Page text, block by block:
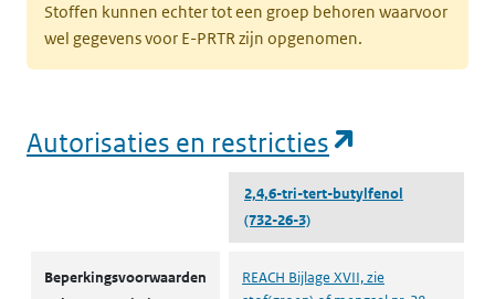
Stoffen kunnen echter tot een groep behoren waarvoor
wel gegevens voor E-PRTR zijn opgenomen.
Autorisaties en restricties
2,4,6-tri-tert-butylfenol
(732-26-3)
Beperkingsvoorwaarden
REACH Bijlage XVII, zie